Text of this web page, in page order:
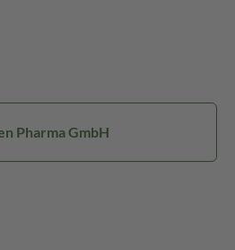
Pharma GmbH